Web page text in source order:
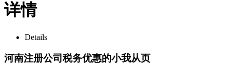
详情
Details
河南注册公司税务优惠的小我从页